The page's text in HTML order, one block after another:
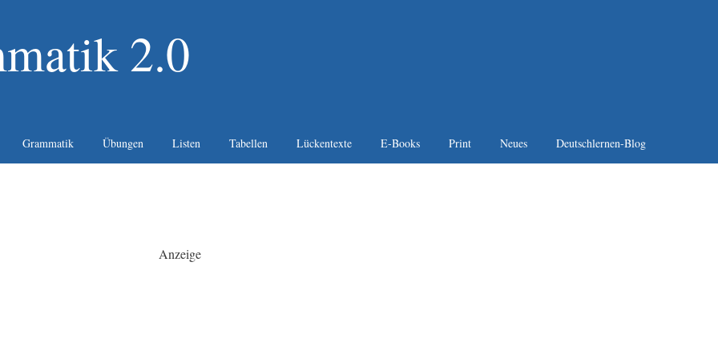
2.0
Grammatik Übungen Listen Tabellen Lückentexte E-Books Print Neues Deutschlernen-Blog
Anzeige